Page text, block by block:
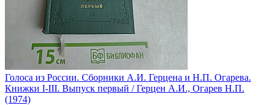
Голоса из России. Сборники А.И. Герцена и Н.П. Огарева.
Книжки I-III. Выпуск первый / Герцен А.И., Огарев Н.П.
(1974)